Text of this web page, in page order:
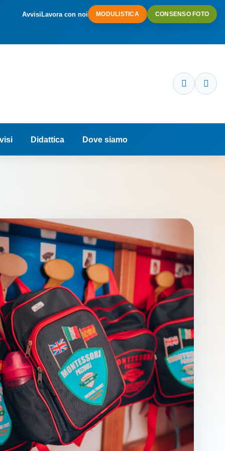
AvvisiLavora con noi MODULISTICA CONSENSO FOTO
Didattica Dove siamo